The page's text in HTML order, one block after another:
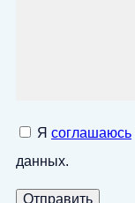
Я соглашаюсь
данных.